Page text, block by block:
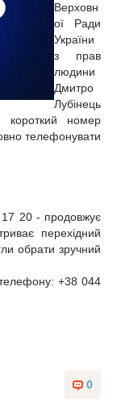
Верховн
ої Ради
України
з прав
людини
Дмитро
Лубінець
короткий номер
телефонувати
17 20 - продовжує
перехідний
обрати зручний
телефону: +38 044
0